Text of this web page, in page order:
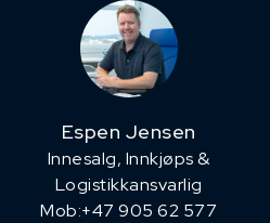
Espen Jensen
Innesalg, ​Innkjøps &
Logistikkansvarlig
Mob:+47 905 62 577